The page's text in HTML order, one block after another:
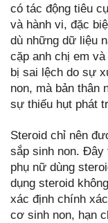
có tác động tiêu
và hành vi, đặc
dù những dữ liệu
cặp anh chị em
bị sai lệch do sự
non, mà bản thân
sự thiếu hụt phát
Steroid chỉ nên
sắp sinh non. Đây
phụ nữ dùng
dụng steroid
xác định chính
cơ sinh non, hạn